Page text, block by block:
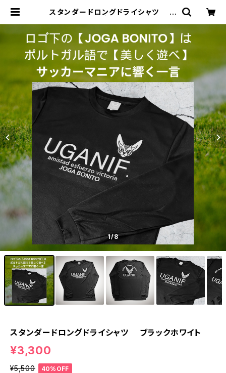
スタンダードロングドライシャツ ブ
1/8
スタンダードロングドライシャツ ブラックホワイト
¥3,300
¥5,500 40%OFF